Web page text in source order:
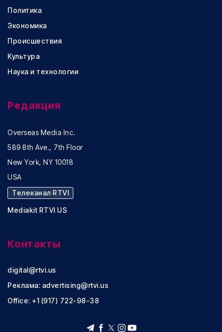
Политика
Экономика
Происшествия
Культура
Наука и технологии
Редакция
Overseas Media Inc.
589 8th Ave., 7th Floor
New York, NY 10018
USA
Телеканал RTVI
Mediakit RTVI US
Контакты
digital@rtvi.us
Реклама: advertising@rtvi.us
Office: +1 (917) 722-98-38